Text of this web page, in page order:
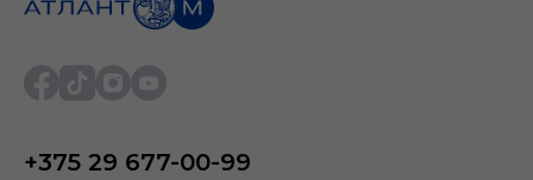
+375 29 677-00-99